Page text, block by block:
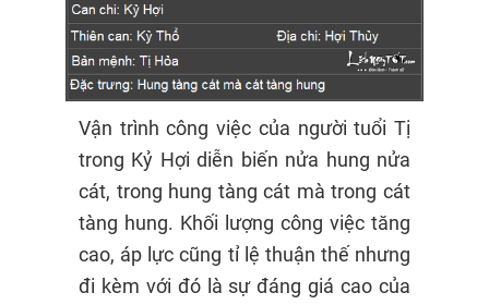
Vận trình công việc của người tuổi Tị
trong Kỷ Hợi diễn biến nửa hung nửa
cát, trong hung tàng cát mà trong cát
tàng hung. Khối lượng công việc tăng
cao, áp lực cũng tỉ lệ thuận thế nhưng
đi kèm với đó là sự đáng giá cao của